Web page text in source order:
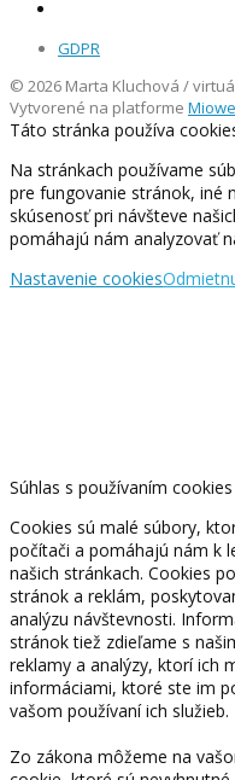
GDPR
© 2026 Marta Kluchová /
Vytvorené na platforme
Táto stránka používa
Na stránkach používame
pre fungovanie stránok, iné
skúsenosť pri návšteve
pomáhajú nám analyzovať
Nastavenie cookies
Súhlas s používaním cookies
Cookies sú malé súbory,
počítači a pomáhajú nám k
našich stránkach. Cookies
stránok a reklám,
analýzu návštevnosti.
stránok tiež zdieľame s
reklamy a analýzy, ktorí ich
informáciami, ktoré ste im
vašom používaní ich služieb.
Zo zákona môžeme na